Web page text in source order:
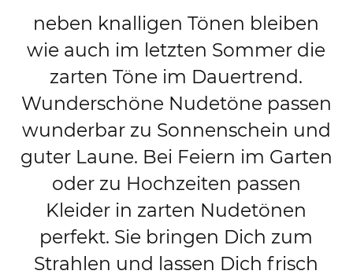
neben knalligen Tönen bleiben
wie auch im letzten Sommer die
zarten Töne im Dauertrend.
Wunderschöne Nudetöne passen
wunderbar zu Sonnenschein und
guter Laune. Bei Feiern im Garten
oder zu Hochzeiten passen
Kleider in zarten Nudetönen
perfekt. Sie bringen Dich zum
Strahlen und lassen Dich frisch